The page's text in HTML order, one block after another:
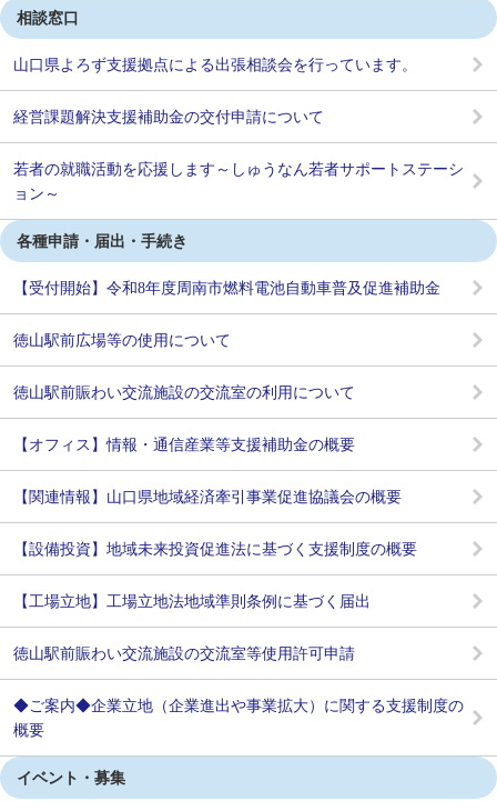
相談窓口
山口県よろず支援拠点による出張相談会を行っています。
経営課題解決支援補助金の交付申請について
若者の就職活動を応援します～しゅうなん若者サポートステーシ
ョン～
各種申請・届出・手続き
【受付開始】令和8年度周南市燃料電池自動車普及促進補助金
徳山駅前広場等の使用について
徳山駅前賑わい交流施設の交流室の利用について
【オフィス】情報・通信産業等支援補助金の概要
【関連情報】山口県地域経済牽引事業促進協議会の概要
【設備投資】地域未来投資促進法に基づく支援制度の概要
【工場立地】工場立地法地域準則条例に基づく届出
徳山駅前賑わい交流施設の交流室等使用許可申請
◆ご案内◆企業立地（企業進出や事業拡大）に関する支援制度の
概要
イベント・募集